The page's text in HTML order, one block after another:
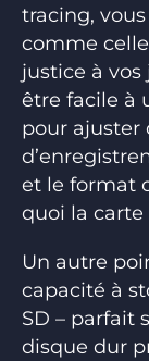
tracing,
comme
justice à vos
être facile à
pour ajuster
et le format
quoi la carte
Un autre
capacité à
SD – parfait
disque dur